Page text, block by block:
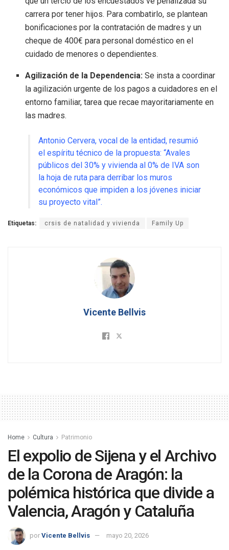
carrera por tener hijos. Para combatirlo, se plantean
bonificaciones por la contratación de madres y un
cheque de 400€ para personal doméstico en el
cuidado de menores o dependientes.
Agilización de la Dependencia: Se insta a coordinar
la agilización urgente de los pagos a cuidadores en el
entorno familiar, tarea que recae mayoritariamente en
las madres.
Antonio Cervera, vocal de la entidad, resumió
el espíritu técnico de la propuesta: “Avales
públicos del 30% y vivienda al 0% de IVA son
la hoja de ruta para derribar los muros
económicos que impiden a los jóvenes iniciar
su proyecto vital”.
Etiquetas: crsis de natalidad y vivienda Family Up
Vicente Bellvis
Home Cultura Patrimonio
El expolio de Sijena y el Archivo
de la Corona de Aragón: la
polémica histórica que divide a
Valencia, Aragón y Cataluña
por Vicente Bellvis mayo 20, 2026